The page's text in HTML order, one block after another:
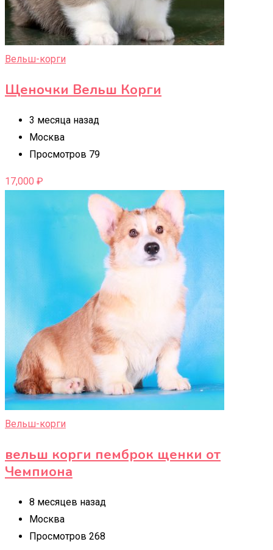
Вельш-корги
Щеночки Вельш Корги
3 месяца назад
Москва
Просмотров 79
17,000 ₽
Вельш-корги
вельш корги пемброк щенки от
Чемпиона
8 месяцев назад
Москва
Просмотров 268